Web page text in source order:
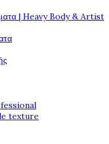
| Heavy Body & Artist
texture